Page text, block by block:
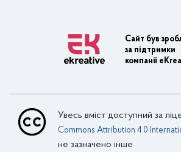
Транспортна інфраструктура
Внутрішній водний
Авіаційний транспорт
Сайт був
за підтримки
компанії
Увесь вміст доступний за
Commons Attribution 4.0
не зазначено інше